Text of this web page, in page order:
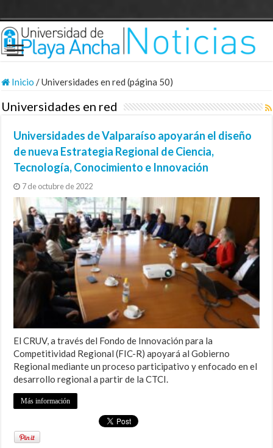
Inicio /Universidades en red (página 50)
Universidades en red
Universidades de Valparaíso apoyarán el diseño
de nueva Estrategia Regional de Ciencia,
Tecnología, Conocimiento e Innovación
7 de octubre de 2022
El CRUV, a través del Fondo de Innovación para la
Competitividad Regional (FIC-R) apoyará al Gobierno
Regional mediante un proceso participativo y enfocado en el
desarrollo regional a partir de la CTCI.
Más información